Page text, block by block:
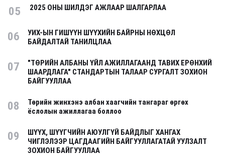
05 2025 ОНЫ ШИЛДЭГ АЖЛААР ШАЛГАРЛАА
06
УИХ-ЫН ГИШҮҮН ШҮҮХИЙН БАЙРНЫ НӨХЦӨЛ
БАЙДАЛТАЙ ТАНИЛЦЛАА
07
"ТӨРИЙН АЛБАНЫ ҮЙЛ АЖИЛЛАГААНД ТАВИХ ЕРӨНХИЙ
ШААРДЛАГА" СТАНДАРТЫН ТАЛААР СУРГАЛТ ЗОХИОН
БАЙГУУЛЛАА
08
Төрийн жинхэнэ албан хаагчийн тангараг өргөх
ёслолын ажиллагаа боллоо
09
ШҮҮХ, ШҮҮГЧИЙН АЮУЛГҮЙ БАЙДЛЫГ ХАНГАХ
ЧИГЛЭЛЭЭР ЦАГДААГИЙН БАЙГУУЛЛАГАТАЙ УУЛЗАЛТ
ЗОХИОН БАЙГУУЛЛАА